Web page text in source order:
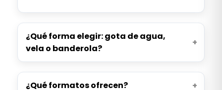
¿Qué forma elegir: gota de agua,
vela o banderola?
¿Qué formatos ofrecen?